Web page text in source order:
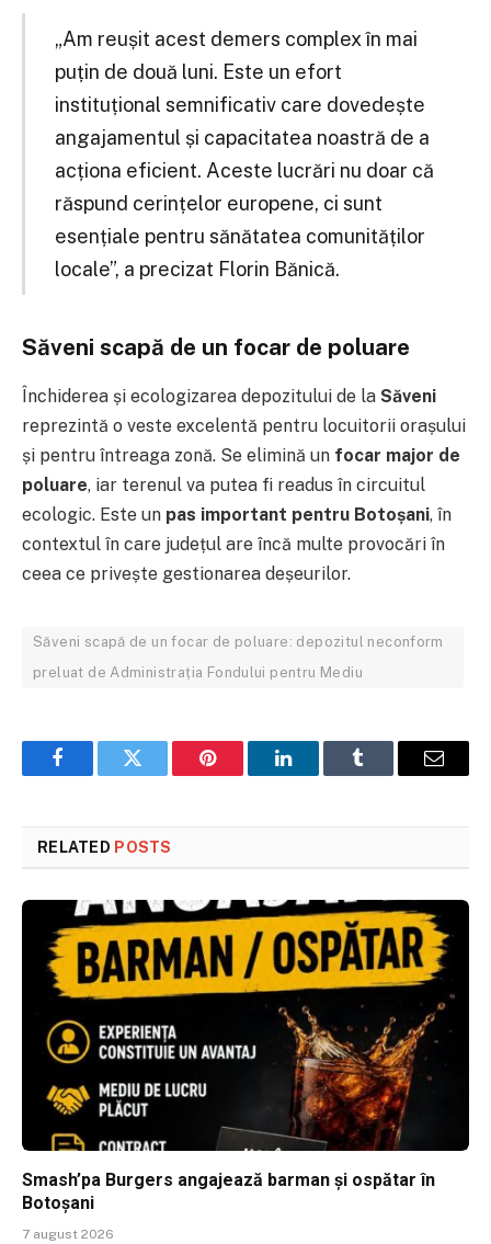
„Am reușit acest demers complex în mai
puțin de două luni. Este un efort
instituțional semnificativ care dovedește
angajamentul și capacitatea noastră de a
acționa eficient. Aceste lucrări nu doar că
răspund cerințelor europene, ci sunt
esențiale pentru sănătatea comunităților
locale”, a precizat Florin Bănică.
Săveni scapă de un focar de poluare
Închiderea și ecologizarea depozitului de la Săveni
reprezintă o veste excelentă pentru locuitorii orașului
și pentru întreaga zonă. Se elimină un focar major de
poluare, iar terenul va putea fi readus în circuitul
ecologic. Este un pas important pentru Botoșani, în
contextul în care județul are încă multe provocări în
ceea ce privește gestionarea deșeurilor.
Săveni scapă de un focar de poluare: depozitul neconform
preluat de Administrația Fondului pentru Mediu
FacebookTwitter Pinterest LinkedInTumblr Email
RELATED POSTS
Smash’pa Burgers angajează barman și ospătar în
Botoșani
7 august 2026